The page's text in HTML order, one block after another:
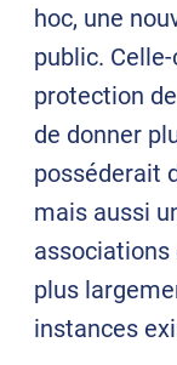
hoc, une
public.
protection
de donner
posséderait
mais aussi
plus
instances